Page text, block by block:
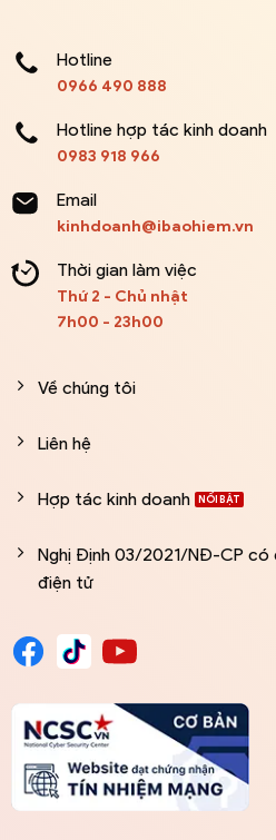
Hotline
0966 490 888
Hotline hợp tác kinh doanh
0983 918 966
Email
kinhdoanh@ibaohiem.vn
Thời gian làm việc
Thứ 2 - Chủ nhật
7h00 - 23h00
Về chúng tôi
Liên hệ
Hợp tác kinh doanh
Nghị Định 03/2021/NĐ-CP có
điện tử